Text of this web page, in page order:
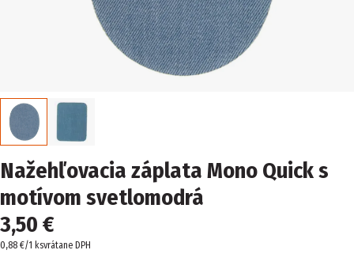
Nažehľovacia záplata Mono Quick s
motívom svetlomodrá
3,50 €
0,88 €/1 ksvrátane DPH